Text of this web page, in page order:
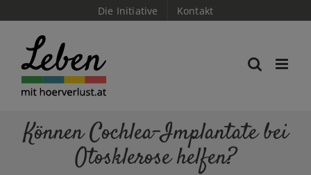
content
Die Initiative Kontakt
Können Cochlea-Implantate bei
Otosklerose helfen?